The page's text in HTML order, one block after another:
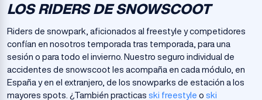
LOS RIDERS DE SNOWSCOOT
Riders de snowpark, aficionados al freestyle y competidores
confían en nosotros temporada tras temporada, para una
sesión o para todo el invierno. Nuestro seguro individual de
accidentes de snowscoot les acompaña en cada módulo, en
España y en el extranjero, de los snowparks de estación a los
mayores spots. ¿También practicas ski freestyle o ski